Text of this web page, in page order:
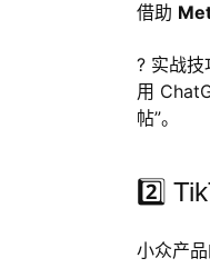
借助
? 实战技
用
帖”。
2️⃣
小众产